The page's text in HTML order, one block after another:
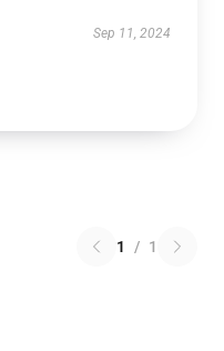
Sep 11, 2024
1 / 1